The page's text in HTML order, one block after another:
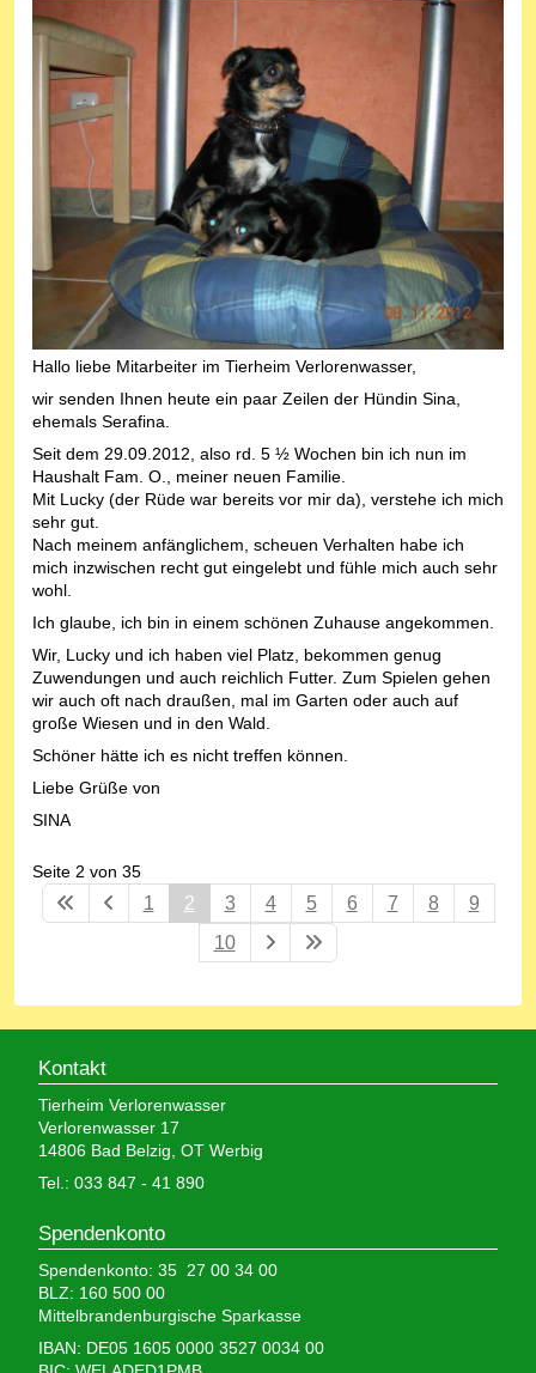
Hallo liebe Mitarbeiter im Tierheim Verlorenwasser,
wir senden Ihnen heute ein paar Zeilen der Hündin Sina,
ehemals Serafina.
Seit dem 29.09.2012, also rd. 5 ½ Wochen bin ich nun im
Haushalt Fam. O., meiner neuen Familie.
Mit Lucky (der Rüde war bereits vor mir da), verstehe ich mich
sehr gut.
Nach meinem anfänglichem, scheuen Verhalten habe ich
mich inzwischen recht gut eingelebt und fühle mich auch sehr
wohl.
Ich glaube, ich bin in einem schönen Zuhause angekommen.
Wir, Lucky und ich haben viel Platz, bekommen genug
Zuwendungen und auch reichlich Futter. Zum Spielen gehen
wir auch oft nach draußen, mal im Garten oder auch auf
große Wiesen und in den Wald.
Schöner hätte ich es nicht treffen können.
Liebe Grüße von
SINA
Seite 2 von 35
1 2 3 4 5 6 7 8
9
10
Kontakt
Tierheim Verlorenwasser
Verlorenwasser 17
14806 Bad Belzig, OT Werbig
Tel.: 033 847 - 41 890
Spendenkonto
Spendenkonto: 35 27 00 34 00
BLZ: 160 500 00
Mittelbrandenburgische Sparkasse
IBAN: DE05 1605 0000 3527 0034 00